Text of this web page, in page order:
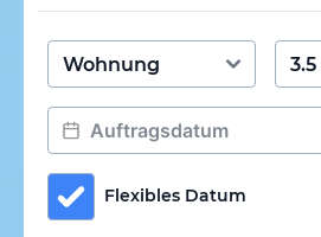
Flexibles Datum